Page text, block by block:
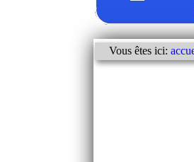
Vous êtes ici: